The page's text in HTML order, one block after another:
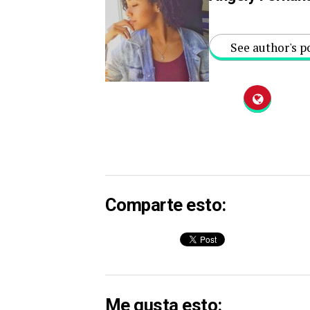
See author's
Comparte esto:
Me gusta esto: